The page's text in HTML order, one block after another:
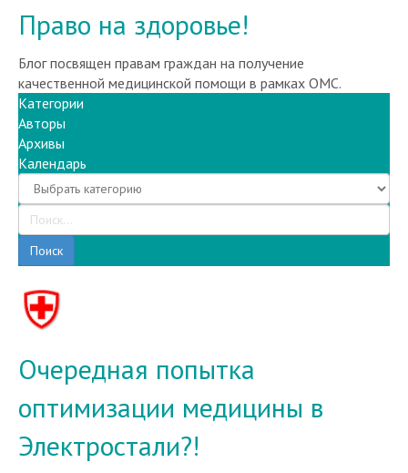
Право на здоровье!
Блог посвящен правам граждан на получение
качественной медицинской помощи в рамках ОМС.
Категории
Авторы
Архивы
Календарь
Поиск
Очередная попытка
оптимизации медицины в
Электростали?!